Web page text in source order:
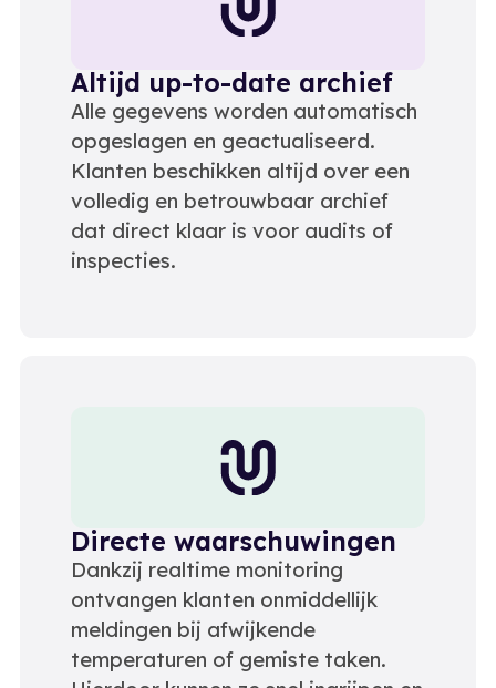
Altijd up-to-date archief
Alle gegevens worden automatisch
opgeslagen en geactualiseerd.
Klanten beschikken altijd over een
volledig en betrouwbaar archief
dat direct klaar is voor audits of
inspecties.
Directe waarschuwingen
Dankzij realtime monitoring
ontvangen klanten onmiddellijk
meldingen bij afwijkende
temperaturen of gemiste taken.